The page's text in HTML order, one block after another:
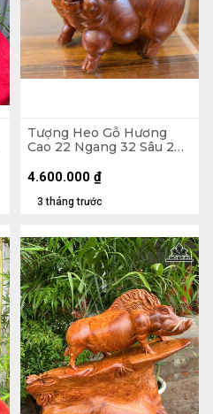
Tượng Heo Gỗ Hương
Cao 22 Ngang 32 Sâu 2
3 tháng trước
4.600.000 ₫